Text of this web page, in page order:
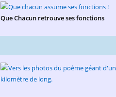
Que Chacun retrouve ses fonctions